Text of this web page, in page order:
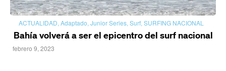
ACTUALIDAD, Adaptado, Junior Series, Surf, SURFING NACIONAL
Bahía volverá a ser el epicentro del surf nacional
febrero 9, 2023